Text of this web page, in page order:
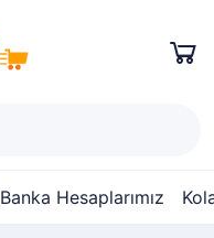
Banka Hesaplarımız